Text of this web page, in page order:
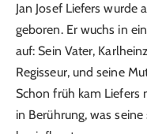
Jan Josef Liefers wurde
geboren. Er wuchs in
auf: Sein Vater,
Regisseur, und seine
Schon früh kam Liefers
in Berührung, was